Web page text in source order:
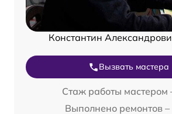
Константин
Вызвать мастера
Стаж работы мастером
Выполнено ремонтов –